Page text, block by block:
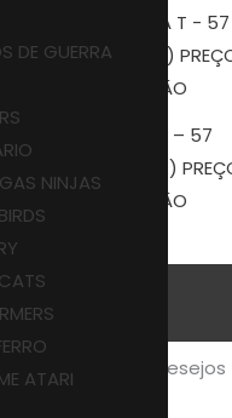
DE GUERRA
NINJAS
ATARI
BEN 10 ULTRA T – 57
– USADO (UK)
FRETE NA DESCRIÇÃO
ADICIONAR AO
CARRINHO
à Lista De Desejos